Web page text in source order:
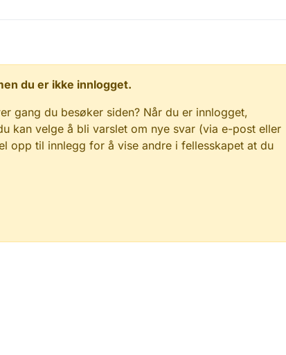
du er ikke innlogget.
gang du besøker siden? Når du er innlogget,
kan velge å bli varslet om nye svar (via e-post eller
opp til innlegg for å vise andre i fellesskapet at du